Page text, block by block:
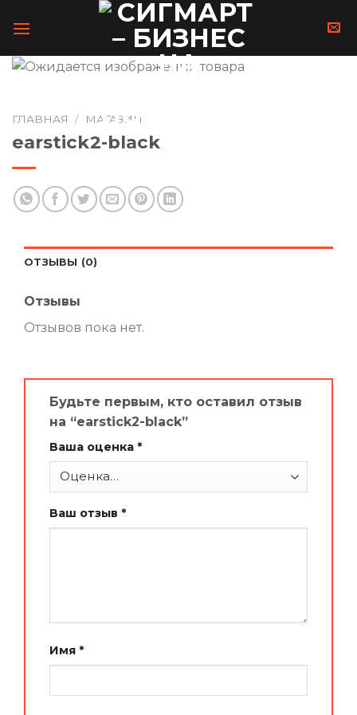
ГЛАВНАЯ / МАГАЗИН
earstick2-black
ОТЗЫВЫ (0)
Отзывы
Отзывов пока нет.
Будьте первым, кто оставил отзыв
на “earstick2-black”
Ваша оценка *
Ваш отзыв *
Имя *